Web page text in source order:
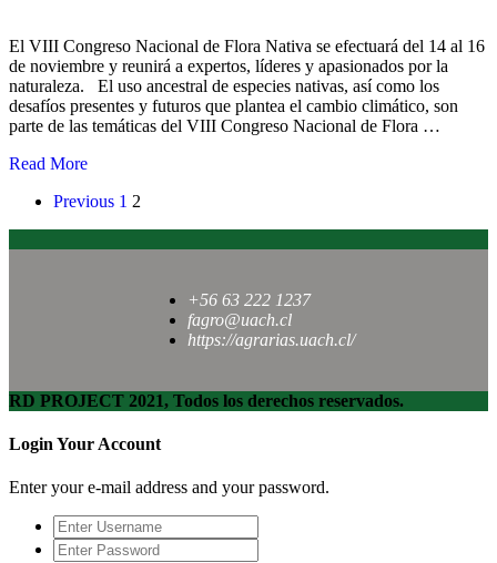
El VIII Congreso Nacional de Flora Nativa se efectuará del 14 al 16
de noviembre y reunirá a expertos, líderes y apasionados por la
naturaleza. El uso ancestral de especies nativas, así como los
desafíos presentes y futuros que plantea el cambio climático, son
parte de las temáticas del VIII Congreso Nacional de Flora …
Read More
Previous 1 2
+56 63 222 1237
fagro@uach.cl
https://agrarias.uach.cl/
RD PROJECT 2021, Todos los derechos reservados.
Login Your Account
Enter your e-mail address and your password.